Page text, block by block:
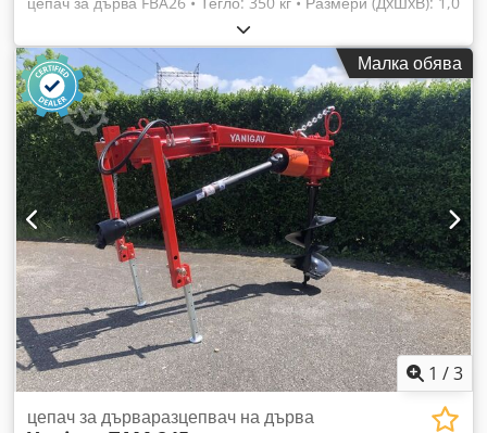
x 2,0 x 0,9 м (ширина по време на работа: 2,9 м) • Сила: 26
т • Задвижване: хидравлична помпа • Дължина на дървото:
до 110 см • Минимален диаметър на дървото: 30 см •
Дължина на клина: 38 см Dcsdpfx Aer D Nhfjlbjk
Малка обява
1 /3
цепач за дърваразцепвач на дърва